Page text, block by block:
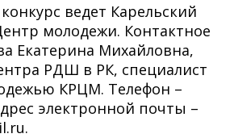
ведет Карельский
молодежи. Контактное
Екатерина Михайловна,
РДШ в РК, специалист
КРЦМ. Телефон –
электронной почты –